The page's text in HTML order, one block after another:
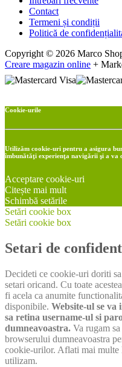
Contact
Termeni și condiții
Politică de
Copyright © 2026 Marco
Creare magazin online +
Cookie-urile
Utilizăm cookie-uri pentru a asigura
îmbunătăţi experienţa navigării şi a va
Acceptare cookie-uri
Citește mai mult
Schimbă setările
Setări cookie box
Setări cookie box
Setari de
Decideti ce cookie-uri doriti
setari oricand. Cu toate
fi acela ca anumite
disponibile. Website-ul se va
sa retina username-ul si
dumneavoastra. Va rugam
browserului dumneavoastra
cookie-urilor. Aflati mai multe
utilizam.